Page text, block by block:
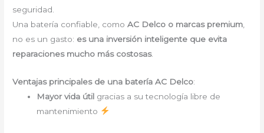
seguridad.
Una batería confiable, comoAC Delco o marcas premium
no es un gasto: es una inversión inteligente que evita
reparaciones mucho más costosas.
Ventajas principales de una batería AC Delco:
Mayor vida útil gracias a su tecnología libre de
mantenimiento